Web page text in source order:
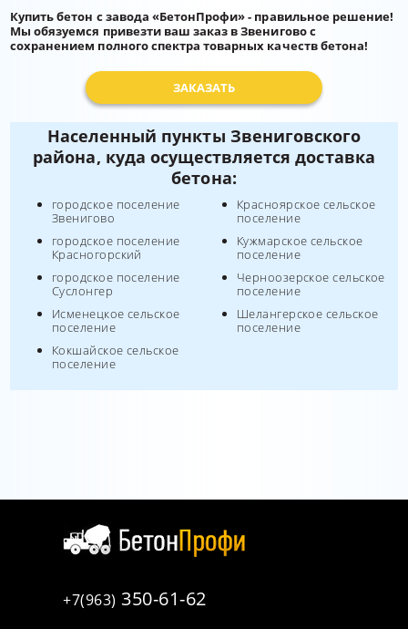
Купить бетон с завода «БетонПрофи» - правильное решение!
Мы обязуемся привезти ваш заказ в Звенигово с
сохранением полного спектра товарных качеств бетона!
ЗАКАЗАТЬ
Населенный пункты Звениговского
района, куда осуществляется доставка
бетона:
городское поселение
Звенигово
городское поселение
Красногорский
городское поселение
Суслонгер
Исменецкое сельское
поселение
Кокшайское сельское
поселение
Красноярское сельское
поселение
Кужмарское сельское
поселение
Черноозерское сельское
поселение
Шелангерское сельское
поселение
+7(963) 350-61-62